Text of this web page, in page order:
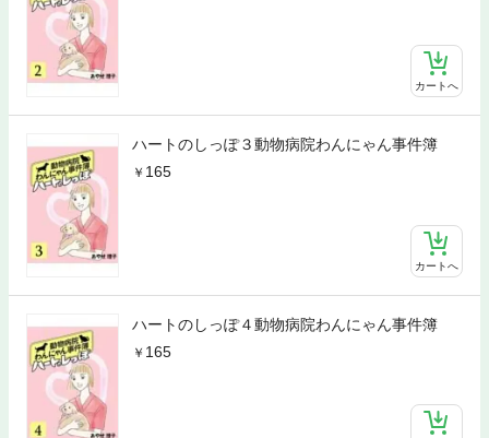
カートへ
ハートのしっぽ３動物病院わんにゃん事件簿
165
カートへ
ハートのしっぽ４動物病院わんにゃん事件簿
165